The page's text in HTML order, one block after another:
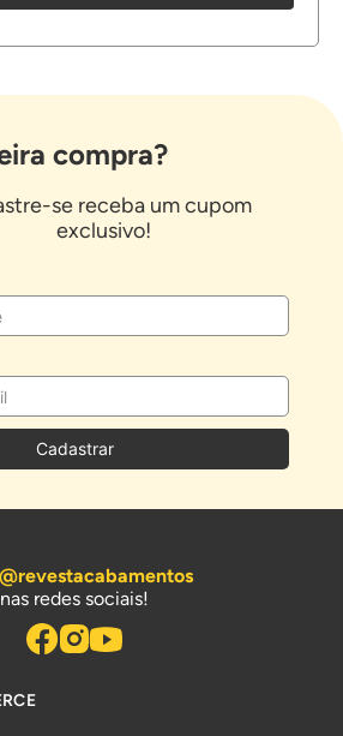
compra?
se receba um cupom
exclusivo!
Cadastrar
@revestacabamentos
nas redes sociais!